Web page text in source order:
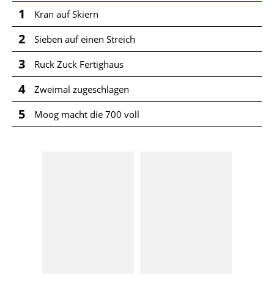
1 Kran auf Skiern
2 Sieben auf einen Streich
3 Ruck Zuck Fertighaus
4 Zweimal zugeschlagen
5 Moog macht die 700 voll